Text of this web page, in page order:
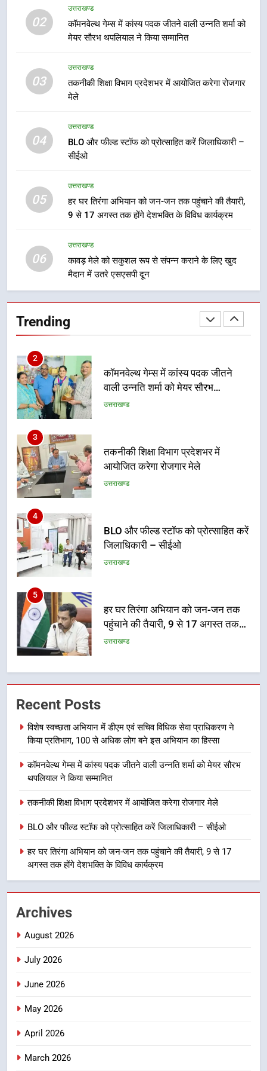
02
उत्तराखण्ड
कॉमनवेल्थ गेम्स में कांस्य पदक जीतने वाली उन्नति शर्मा को
मेयर सौरभ थपलियाल ने किया सम्मानित
03
उत्तराखण्ड
तकनीकी शिक्षा विभाग प्रदेशभर में आयोजित करेगा रोजगार
मेले
04
उत्तराखण्ड
BLO और फील्ड स्टॉफ को प्रोत्साहित करें जिलाधिकारी –
सीईओ
05
उत्तराखण्ड
हर घर तिरंगा अभियान को जन-जन तक पहुंचाने की तैयारी,
9 से 17 अगस्त तक होंगे देशभक्ति के विविध कार्यक्रम
06
उत्तराखण्ड
कावड़ मेले को सकुशल रूप से संपन्न कराने के लिए खुद
मैदान में उतरे एसएसपी दून
Trending
कार्यकत्री पुरस्कार से मातृशक्ति को किया
8
खेल महाकुंभ 2026ः 01 सितंबर से सजेगा
1
विशेष स्वच्छता अभियान में डीएम एवं सचिव
हिस्सा
वाली उन्नति शर्मा को मेयर सौरभ
थपलियाल ने किया सम्मानित
3
तकनीकी शिक्षा विभाग प्रदेशभर में
आयोजित करेगा रोजगार मेले
उत्तराखण्ड
4
BLO और फील्ड स्टॉफ को प्रोत्साहित करें
जिलाधिकारी – सीईओ
उत्तराखण्ड
5
हर घर तिरंगा अभियान को जन-जन तक
पहुंचाने की तैयारी, 9 से 17 अगस्त तक
होंगे देशभक्ति के विविध कार्यक्रम
उत्तराखण्ड
6
कावड़ मेले को सकुशल रूप से संपन्न कराने
के लिए खुद मैदान में उतरे एसएसपी दून
उत्तराखण्ड
सम्मानित
उत्तराखण्ड
खेल महाकुंभ 2026ः 01 सितंबर से सजेगा
न्याय पंचायत से राज्य स्तर तक होगा
उत्तराखण्ड
विशेष स्वच्छता अभियान में डीएम एवं सचिव
विधिक सेवा प्राधिकरण ने किया प्रतिभाग,
100 से अधिक लोग बने इस अभियान का
हिस्सा
उत्तराखण्ड
2
Recent Posts
विशेष स्वच्छता अभियान में डीएम एवं सचिव विधिक सेवा प्राधिकरण ने
किया प्रतिभाग, 100 से अधिक लोग बने इस अभियान का हिस्सा
कॉमनवेल्थ गेम्स में कांस्य पदक जीतने वाली उन्नति शर्मा को मेयर सौरभ
थपलियाल ने किया सम्मानित
तकनीकी शिक्षा विभाग प्रदेशभर में आयोजित करेगा रोजगार मेले
BLO और फील्ड स्टॉफ को प्रोत्साहित करें जिलाधिकारी – सीईओ
हर घर तिरंगा अभियान को जन-जन तक पहुंचाने की तैयारी, 9 से 17
अगस्त तक होंगे देशभक्ति के विविध कार्यक्रम
Archives
August 2026
July 2026
June 2026
May 2026
April 2026
March 2026